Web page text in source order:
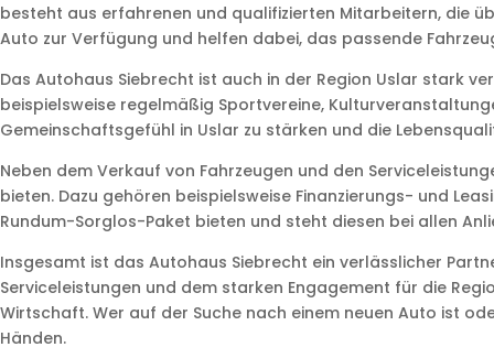
besteht aus erfahrenen und qualifizierten Mitarbeitern, die
Auto zur Verfügung und helfen dabei, das passende
Das Autohaus Siebrecht ist auch in der Region Uslar stark
beispielsweise regelmäßig Sportvereine,
Gemeinschaftsgefühl in Uslar zu stärken und die
Neben dem Verkauf von Fahrzeugen und den
bieten. Dazu gehören beispielsweise Finanzierungs- und
Rundum-Sorglos-Paket bieten und steht diesen bei allen
Insgesamt ist das Autohaus Siebrecht ein verlässlicher
Serviceleistungen und dem starken Engagement für die
Wirtschaft. Wer auf der Suche nach einem neuen Auto ist
Händen.